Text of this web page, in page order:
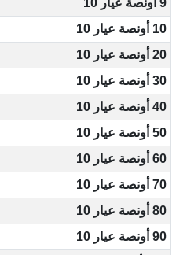
9 أونصة عيار 10
10 أونصة عيار 10
20 أونصة عيار 10
30 أونصة عيار 10
40 أونصة عيار 10
50 أونصة عيار 10
60 أونصة عيار 10
70 أونصة عيار 10
80 أونصة عيار 10
90 أونصة عيار 10